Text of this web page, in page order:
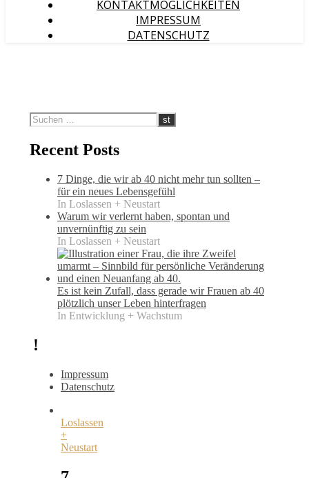
KONTAKTMÖGLICHKEITEN
IMPRESSUM
DATENSCHUTZ
Recent Posts
7 Dinge, die wir ab 40 nicht mehr tun sollten –
für ein neues Lebensgefühl
In Loslassen + Neustart
Warum wir verlernt haben, spontan und
unvernünftig zu sein
In Loslassen + Neustart
Es ist kein Zufall, dass gerade wir Frauen ab 40
plötzlich unser Leben hinterfragen
In Entwicklung + Wachstum
!
Impressum
Datenschutz
Loslassen
+
Neustart